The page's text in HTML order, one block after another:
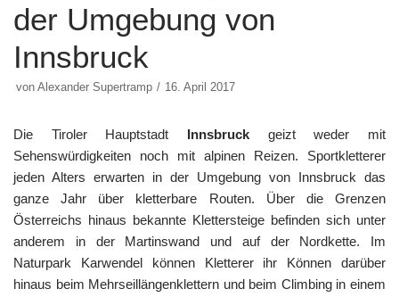
der Umgebung von
Innsbruck
von Alexander Supertramp 16. April 2017
Die Tiroler Hauptstadt Innsbruck geizt weder mit
Sehenswürdigkeiten noch mit alpinen Reizen. Sportkletterer
jeden Alters erwarten in der Umgebung von Innsbruck das
ganze Jahr über kletterbare Routen. Über die Grenzen
Österreichs hinaus bekannte Klettersteige befinden sich unter
anderem in der Martinswand und auf der Nordkette. Im
Naturpark Karwendel können Kletterer ihr Können darüber
hinaus beim Mehrseillängenklettern und beim Climbing in einem